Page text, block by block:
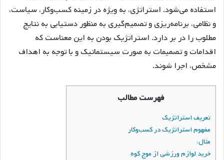
استفاده می‌شود. استراتژی، به ویژه در زمینه کسب‌وکار، سیاست،
و نظامی، برنامه‌ریزی و تصمیم‌گیری به منظور دستیابی به نتایج
مطلوب را در بر دارد. استراتژیک بودن به این معناست که
اقدامات و تصمیمات به صورت سیستماتیک و با توجه به اهداف
مشخص، اجرا شوند.
فهرست مطالب
تعریف استراتژیک
مفهوم استراتژیک در کسب‌وکار
مثال:
خرید لوازم ورزشی از موج کوه